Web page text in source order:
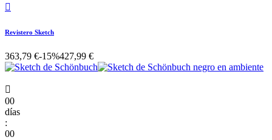

Revistero Sketch
363,79 €-15%427,99 €

00
días
:
00